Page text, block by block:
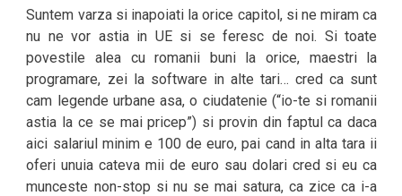
Suntem varza si inapoiati la orice capitol, si ne miram ca
nu ne vor astia in UE si se feresc de noi. Si toate
povestile alea cu romanii buni la orice, maestri la
programare, zei la software in alte tari… cred ca sunt
cam legende urbane asa, o ciudatenie (“io-te si romanii
astia la ce se mai pricep”) si provin din faptul ca daca
aici salariul minim e 100 de euro, pai cand in alta tara ii
oferi unuia cateva mii de euro sau dolari cred si eu ca
munceste non-stop si nu se mai satura, ca zice ca i-a